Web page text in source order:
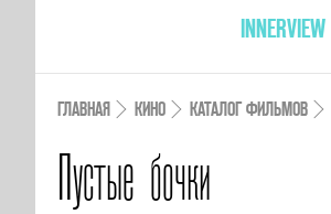
INNERVIEW
ГЛАВНАЯ КИНО КАТАЛОГ ФИЛЬМОВ
Пустые бочки